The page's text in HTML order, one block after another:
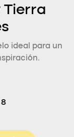
Tierra
ideal para un
8